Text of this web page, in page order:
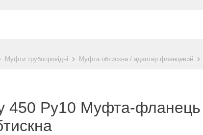
Муфти трубопровідні Муфта обтискна / адаптер фланцевий
450 Ру10 Муфта-фланець